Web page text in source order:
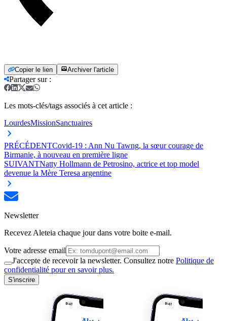
Copier le lien Archiver l'article
Partager sur:
Les mots-clés/tags associés à cet article :
LourdesMissionSanctuaires
PRÉCÉDENTCovid-19 : Ann Nu Tawng, la sœur courage de
Birmanie, à nouveau en première ligne
SUIVANTNatty Hollmann de Petrosino, actrice et top model
devenue la Mère Teresa argentine
Newsletter
Recevez Aleteia chaque jour dans votre boite e-mail.
Votre adresse email
J'accepte de recevoir la newsletter. Consultez notre Politique de
confidentialité pour en savoir plus.
S'inscrire